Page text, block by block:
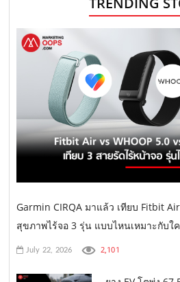
Garmin CIRQA มาแล้ว เทียบ Fitbit
สุขภาพไร้จอ 3 รุ่น แบบไหนเหมาะกับใ
July 22, 2026 2,101